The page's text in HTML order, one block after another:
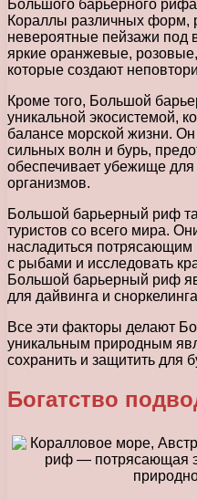
Большого барьерного рифа
Кораллы различных форм,
невероятные пейзажи под
яркие оранжевые,
которые создают
Кроме того, Большой
уникальной экосистемой,
балансе морской жизни.
сильных волн и бурь,
обеспечивает убежище
организмов.
Большой барьерный риф
туристов со всего мира.
насладиться
с рыбами и исследовать
Большой барьерный риф
для дайвинга и
Все эти факторы делают
уникальным природным
сохранить и защитить для
Богатство